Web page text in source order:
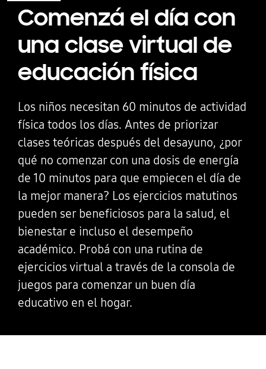
Comenzá el día con
una clase virtual de
educación física
Los niños necesitan 60 minutos de actividad
física todos los días. Antes de priorizar
clases teóricas después del desayuno, ¿por
qué no comenzar con una dosis de energía
de 10 minutos para que empiecen el día de
la mejor manera? Los ejercicios matutinos
pueden ser beneficiosos para la salud, el
bienestar e incluso el desempeño
académico. Probá con una rutina de
ejercicios virtual a través de la consola de
juegos para comenzar un buen día
educativo en el hogar.